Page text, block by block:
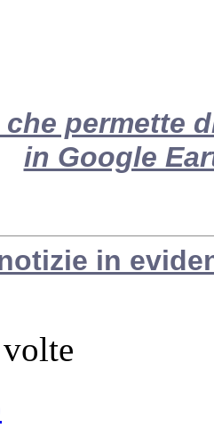
permette
in Google
in
volte